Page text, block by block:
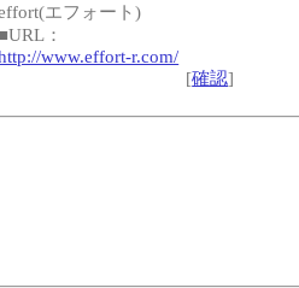
エフォート)
■URL：
www.effort-r.com/
[確認]